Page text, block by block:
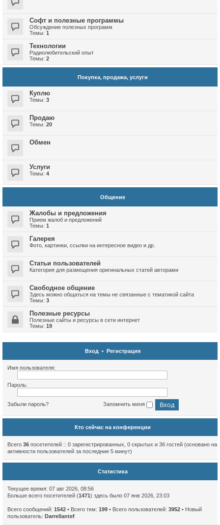
Софт и полезные программы
Обсуждение полезных программ
Темы: 1
Технологии
Радиолюбительский опыт
Темы: 2
Покупка, продажа, услуги
Куплю
Темы: 3
Продаю
Темы: 20
Обмен
Услуги
Темы: 4
Общение
Жалобы и предложения
Прием жалоб и предложений
Темы: 1
Галерея
Фото, картинки, ссылки на интересное видео и др.
Статьи пользователей
Категория для размещения оригинальных статей авторами
Свободное общение
Здесь можно общаться на темы не связанные с тематикой сайта
Темы: 3
Полезные ресурсы
Полезные сайты и ресурсы в сети интернет
Темы: 19
Вход • Регистрация
Имя пользователя:
Пароль:
Забыли пароль? Запомнить меня
Кто сейчас на конференции
Всего 36 посетителей :: 0 зарегистрированных, 0 скрытых и 36 гостей (основано на
активности пользователей за последние 5 минут)
Статистика
Текущее время: 07 авг 2026, 08:56
Больше всего посетителей (1471) здесь было 07 янв 2026, 23:03
Всего сообщений: 1542 • Всего тем: 199 • Всего пользователей: 3952 • Новый
пользователь: Darrellantef